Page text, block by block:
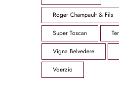
Roger Champault & Fils
Super Toscan
Vigna Belvedere
Voerzio